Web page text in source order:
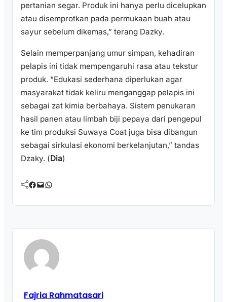
pertanian segar. Produk ini hanya perlu dicelupkan
atau disemprotkan pada permukaan buah atau
sayur sebelum dikemas,” terang Dazky.
Selain memperpanjang umur simpan, kehadiran
pelapis ini tidak mempengaruhi rasa atau tekstur
produk. “Edukasi sederhana diperlukan agar
masyarakat tidak keliru menganggap pelapis ini
sebagai zat kimia berbahaya. Sistem penukaran
hasil panen atau limbah biji pepaya dari pengepul
ke tim produksi Suwaya Coat juga bisa dibangun
sebagai sirkulasi ekonomi berkelanjutan,” tandas
Dzaky. (Dia)
Facebook Mail WhatsApp
Fajria Rahmatasari